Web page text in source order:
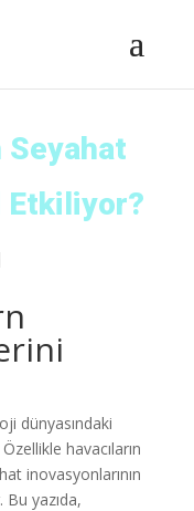
Seyahat
Etkiliyor?
dünyasındaki
havacıların
inovasyonlarının
Bu yazıda,